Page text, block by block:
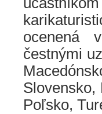
ocenená
čestnými
Slovensko,
Poľsko,